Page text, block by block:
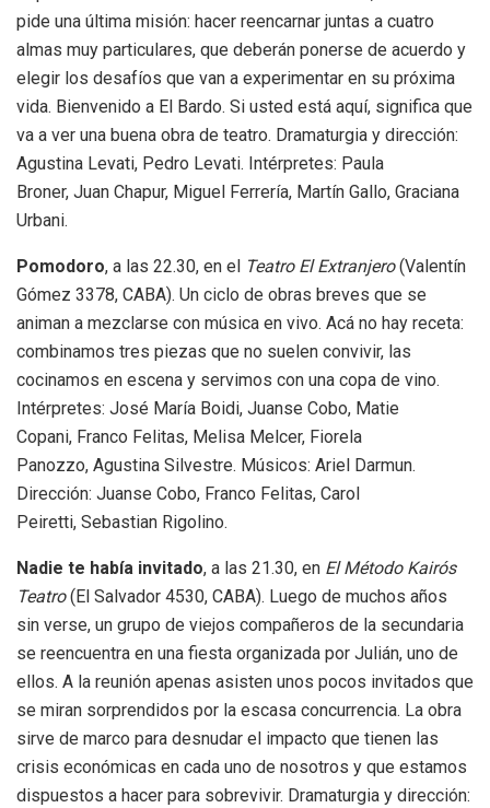
pide una última misión: hacer reencarnar juntas a cuatro
almas muy particulares, que deberán ponerse de acuerdo y
elegir los desafíos que van a experimentar en su próxima
vida. Bienvenido a El Bardo. Si usted está aquí, significa que
va a ver una buena obra de teatro. Dramaturgia y dirección:
Agustina Levati, Pedro Levati. Intérpretes: Paula
Broner, Juan Chapur, Miguel Ferrería, Martín Gallo, Graciana
Urbani.
Pomodoro, a las 22.30, en el Teatro El Extranjero(Valentín
Gómez 3378, CABA). Un ciclo de obras breves que se
animan a mezclarse con música en vivo. Acá no hay receta:
combinamos tres piezas que no suelen convivir, las
cocinamos en escena y servimos con una copa de vino.
Intérpretes: José María Boidi, Juanse Cobo, Matie
Copani, Franco Felitas, Melisa Melcer, Fiorela
Panozzo, Agustina Silvestre. Músicos: Ariel Darmun.
Dirección: Juanse Cobo, Franco Felitas, Carol
Peiretti, Sebastian Rigolino.
Nadie te había invitado, a las 21.30, en El Método Kairós
Teatro(El Salvador 4530, CABA). Luego de muchos años
sin verse, un grupo de viejos compañeros de la secundaria
se reencuentra en una fiesta organizada por Julián, uno de
ellos. A la reunión apenas asisten unos pocos invitados que
se miran sorprendidos por la escasa concurrencia. La obra
sirve de marco para desnudar el impacto que tienen las
crisis económicas en cada uno de nosotros y que estamos
dispuestos a hacer para sobrevivir. Dramaturgia y dirección: